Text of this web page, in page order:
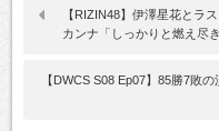
【RIZIN48】伊澤星花とラ
カンナ「しっかりと燃え尽き
【DWCS S08 Ep07】85勝7敗